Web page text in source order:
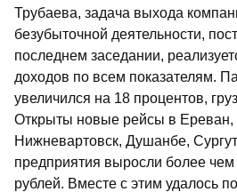
Трубаева, задача выхода
безубыточной деятельности,
последнем заседании,
доходов по всем показателям.
увеличился на 18 процентов,
Открыты новые рейсы в Ереван,
Нижневартовск, Душанбе,
предприятия выросли более
рублей. Вместе с этим удалось